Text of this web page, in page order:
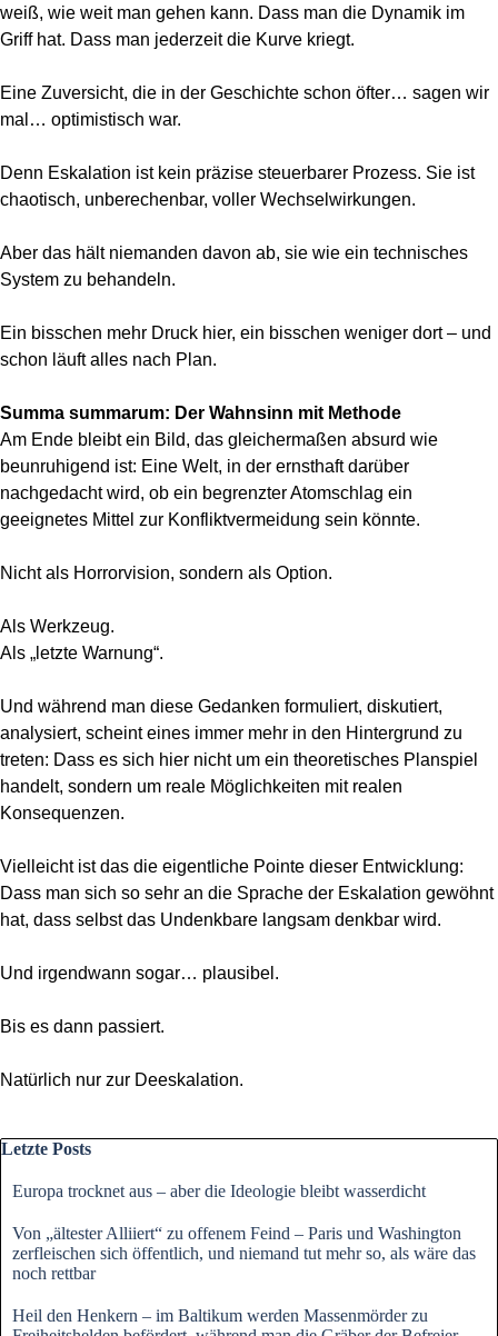
weiß, wie weit man gehen kann. Dass man die Dynamik im
Griff hat. Dass man jederzeit die Kurve kriegt.
Eine Zuversicht, die in der Geschichte schon öfter… sagen wir
mal… optimistisch war.
Denn Eskalation ist kein präzise steuerbarer Prozess. Sie ist
chaotisch, unberechenbar, voller Wechselwirkungen.
Aber das hält niemanden davon ab, sie wie ein technisches
System zu behandeln.
Ein bisschen mehr Druck hier, ein bisschen weniger dort – und
schon läuft alles nach Plan.
Summa summarum: Der Wahnsinn mit Methode
Am Ende bleibt ein Bild, das gleichermaßen absurd wie
beunruhigend ist: Eine Welt, in der ernsthaft darüber
nachgedacht wird, ob ein begrenzter Atomschlag ein
geeignetes Mittel zur Konfliktvermeidung sein könnte.
Nicht als Horrorvision, sondern als Option.
Als Werkzeug.
Als „letzte Warnung“.
Und während man diese Gedanken formuliert, diskutiert,
analysiert, scheint eines immer mehr in den Hintergrund zu
treten: Dass es sich hier nicht um ein theoretisches Planspiel
handelt, sondern um reale Möglichkeiten mit realen
Konsequenzen.
Vielleicht ist das die eigentliche Pointe dieser Entwicklung:
Dass man sich so sehr an die Sprache der Eskalation gewöhnt
hat, dass selbst das Undenkbare langsam denkbar wird.
Und irgendwann sogar… plausibel.
Bis es dann passiert.
Natürlich nur zur Deeskalation.
Block überspringen Letzte Posts
Letzte Posts
Europa trocknet aus – aber die Ideologie bleibt wasserdicht
Von „ältester Alliiert“ zu offenem Feind – Paris und Washington
zerfleischen sich öffentlich, und niemand tut mehr so, als wäre das
noch rettbar
Heil den Henkern – im Baltikum werden Massenmörder zu